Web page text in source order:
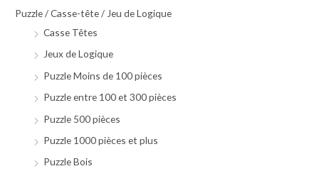
Puzzle / Casse-tête / Jeu de Logique
Casse Têtes
Jeux de Logique
Puzzle Moins de 100 pièces
Puzzle entre 100 et 300 pièces
Puzzle 500 pièces
Puzzle 1000 pièces et plus
Puzzle Bois